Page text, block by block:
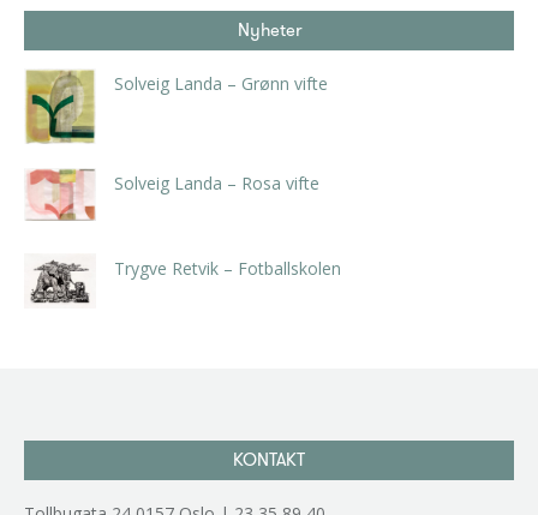
Nyheter
Solveig Landa – Grønn vifte
Solveig Landa – Rosa vifte
Trygve Retvik – Fotballskolen
KONTAKT